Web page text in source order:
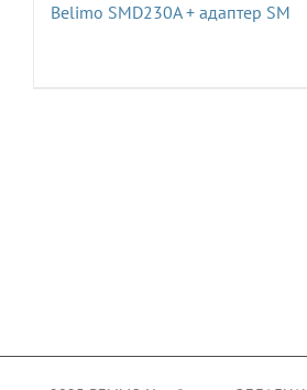
Belimo SMD230A + адаптер SM